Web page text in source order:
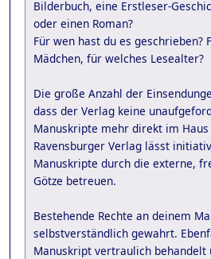
Bilderbuch, eine Erstleser-
oder einen Roman?
Für wen hast du es geschrieben?
Mädchen, für welches Lesealter?
Die große Anzahl der
dass der Verlag keine
Manuskripte mehr direkt im
Ravensburger Verlag lässt
Manuskripte durch die externe,
Götze betreuen.
Bestehende Rechte an deinem
selbstverständlich gewahrt.
Manuskript vertraulich behandelt